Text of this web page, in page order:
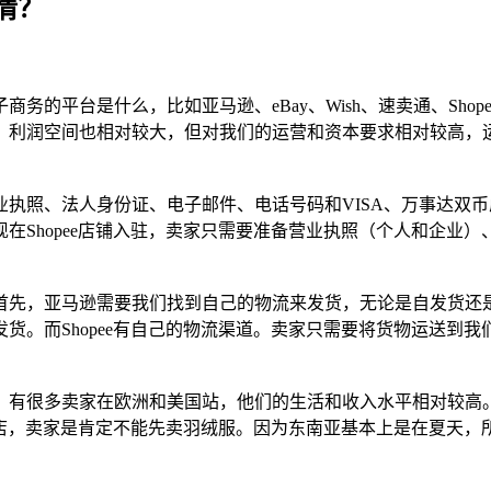
务的平台是什么，比如亚马逊、eBay、Wish、速卖通、
润空间也相对较大，但对我们的运营和资本要求相对较高，
照、法人身份证、电子邮件、电话号码和VISA、万事达双
Shopee店铺入驻，卖家只需要准备营业执照（个人和企业
，亚马逊需要我们找到自己的物流来发货，无论是自发货
。而Shopee有自己的物流渠道。卖家只需要将货物运送到我
很多卖家在欧洲和美国站，他们的生活和收入水平相对较
卖家是肯定不能先卖羽绒服。因为东南亚基本上是在夏天